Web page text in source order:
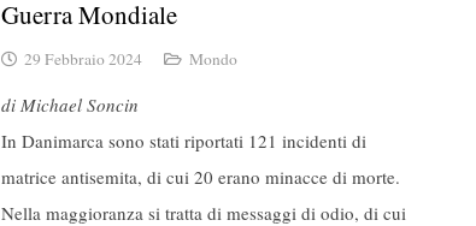
Guerra Mondiale
29 Febbraio 2024 Mondo
di Michael Soncin
In Danimarca sono stati riportati 121 incidenti di
matrice antisemita, di cui 20 erano minacce di morte.
Nella maggioranza si tratta di messaggi di odio, di cui